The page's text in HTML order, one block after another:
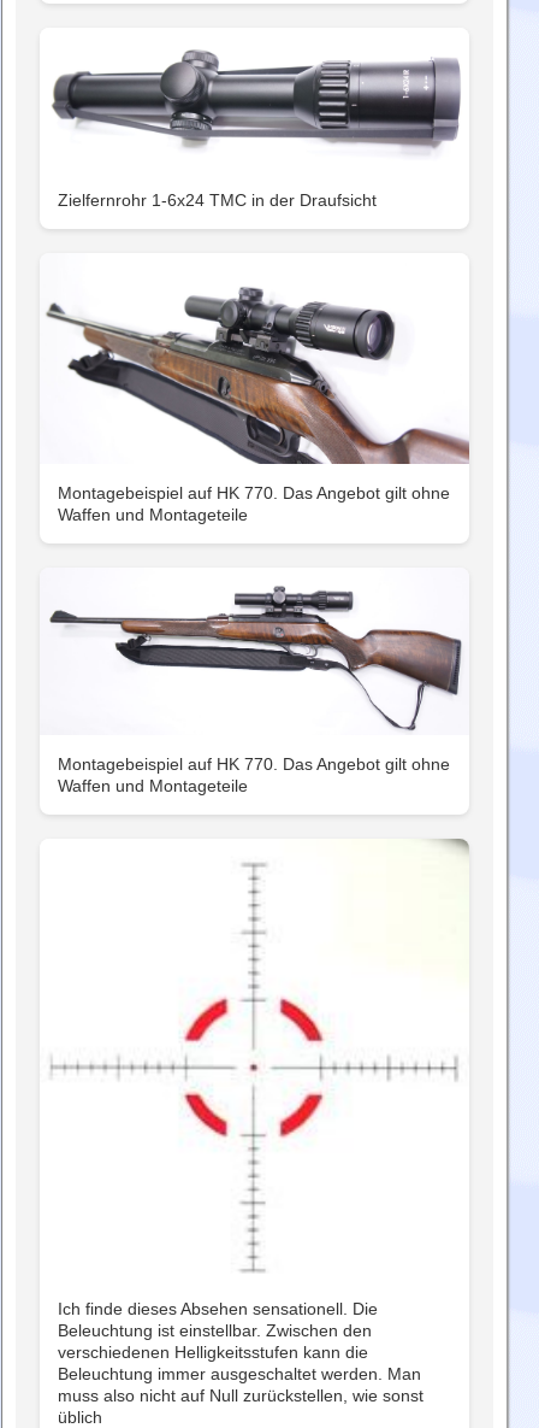
Zielfernrohr 1-6x24 TMC in der Draufsicht
Montagebeispiel auf HK 770. Das Angebot gilt ohne
Waffen und Montageteile
Montagebeispiel auf HK 770. Das Angebot gilt ohne
Waffen und Montageteile
Ich finde dieses Absehen sensationell. Die
Beleuchtung ist einstellbar. Zwischen den
verschiedenen Helligkeitsstufen kann die
Beleuchtung immer ausgeschaltet werden. Man
muss also nicht auf Null zurückstellen, wie sonst
üblich